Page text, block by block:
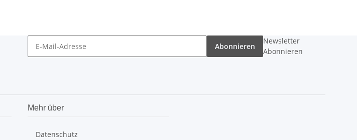
Abonnieren
Newsletter
Abonnieren
Mehr über
Datenschutz